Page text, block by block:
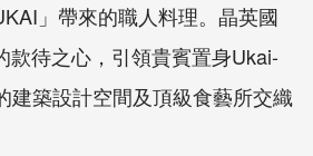
」帶來的職人料理。晶英國
款待之心，引領貴賓置身Ukai-
建築設計空間及頂級食藝所交織